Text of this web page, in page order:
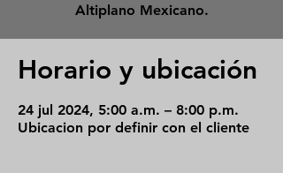
Altiplano Mexicano.
Horario y ubicación
24 jul 2024, 5:00 a.m. – 8:00 p.m.
Ubicacion por definir con el cliente